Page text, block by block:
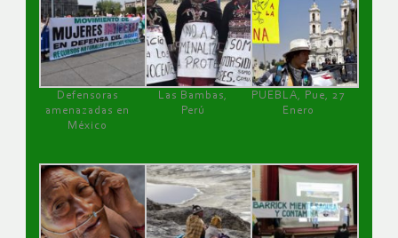
Defensoras
amenazadas en
México
Las Bambas,
Perú
PUEBLA, Pue, 27
Enero